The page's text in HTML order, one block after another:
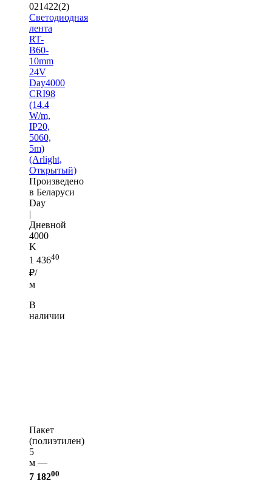
021422(2)
Светодиодная
лента
RT-
B60-
10mm
24V
Day4000
CRI98
(14.4
W/m,
IP20,
5060,
5m)
(Arlight,
Открытый)
Произведено
в Беларуси
Day
|
Дневной
4000
K
1 43640
₽/
м
В
наличии
Пакет
(полиэтилен)
5
м —
7 18200